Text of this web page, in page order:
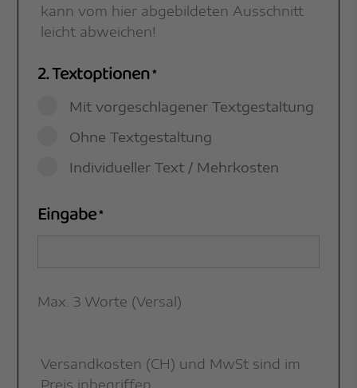
kann vom hier abgebildeten Ausschnitt
leicht abweichen!
2. Textoptionen*
Mit vorgeschlagener Textgestaltung
Ohne Textgestaltung
Individueller Text / Mehrkosten
Eingabe*
Max. 3 Worte (Versal)
Versandkosten (CH) und MwSt sind im
Preis inbegriffen.